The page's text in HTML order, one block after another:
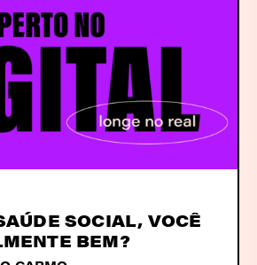
SOCIAL, VOCÊ
BEM?